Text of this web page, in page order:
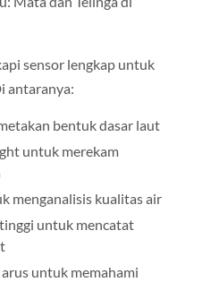
sensor lengkap untuk
antaranya:
bentuk dasar laut
untuk merekam
menganalisis kualitas air
untuk mencatat
untuk memahami